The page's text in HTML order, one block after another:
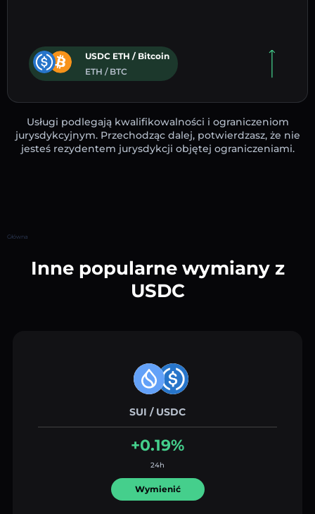
USDC ETH / Bitcoin
ETH / BTC
Usługi podlegają kwalifikowalności i ograniczeniom
jurysdykcyjnym. Przechodząc dalej, potwierdzasz, że nie
jesteś rezydentem jurysdykcji objętej ograniczeniami.
Główna
Inne popularne wymiany z
USDC
SUI / USDC
+0.19%
24h
Wymienić